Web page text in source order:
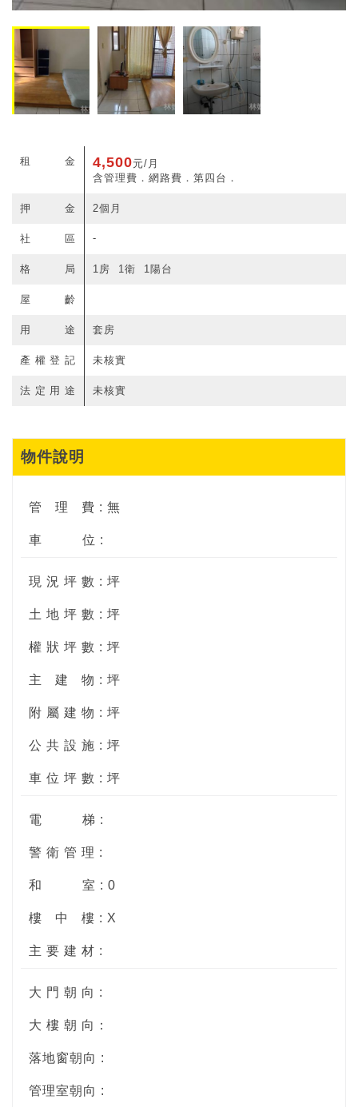
租金 4,500元/月
含管理費．網路費．第四台．
押金 2個月
社區 -
格局 1房 1衛 1陽台
屋齡
用途 套房
產權登記 未核實
法定用途 未核實
物件說明
管 理 費 : 無
車 位 :
現 況 坪 數 : 坪
土 地 坪 數 : 坪
權 狀 坪 數 : 坪
主 建 物 : 坪
附 屬 建 物 : 坪
公 共 設 施 : 坪
車 位 坪 數 : 坪
電 梯 :
警 衛 管 理 :
和 室 : 0
樓 中 樓 : X
主 要 建 材 :
大 門 朝 向 :
大 樓 朝 向：
落地窗朝向 :
管理室朝向 :